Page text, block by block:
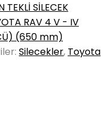
TEKLİ SİLECEK
RAV 4 V - IV
(650 mm)
Silecekler, Toyota